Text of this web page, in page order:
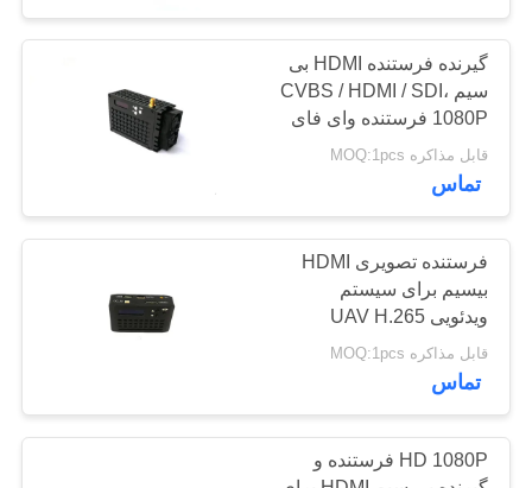
بازدید
کارخانه
کنترل
کیفیت
تماس
درخواست
فرستنده تصویری بی
سیم COFDM
26
فرستنده بی سیم
COFDM HD
17
گیرنده فرستنده HDMI بی
سیم CVBS / HDMI / SDI،
1080P فرستنده وای فای
HDMI
قابل مذاکره MOQ:1pcs
تماس
فرستنده تصویری HDMI
بیسیم برای سیستم
ویدئویی UAV H.265
قابل مذاکره MOQ:1pcs
تماس
HD 1080P فرستنده و